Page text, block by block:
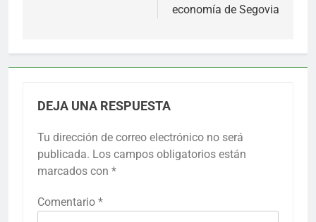
economía de Segovia
DEJA UNA RESPUESTA
Tu dirección de correo electrónico no será
publicada. Los campos obligatorios están
marcados con *
Comentario *